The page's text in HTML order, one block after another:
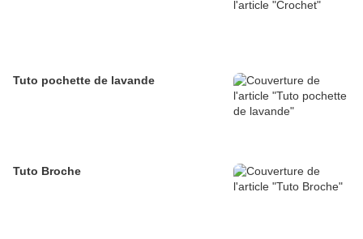
Tuto pochette de lavande
Tuto Broche